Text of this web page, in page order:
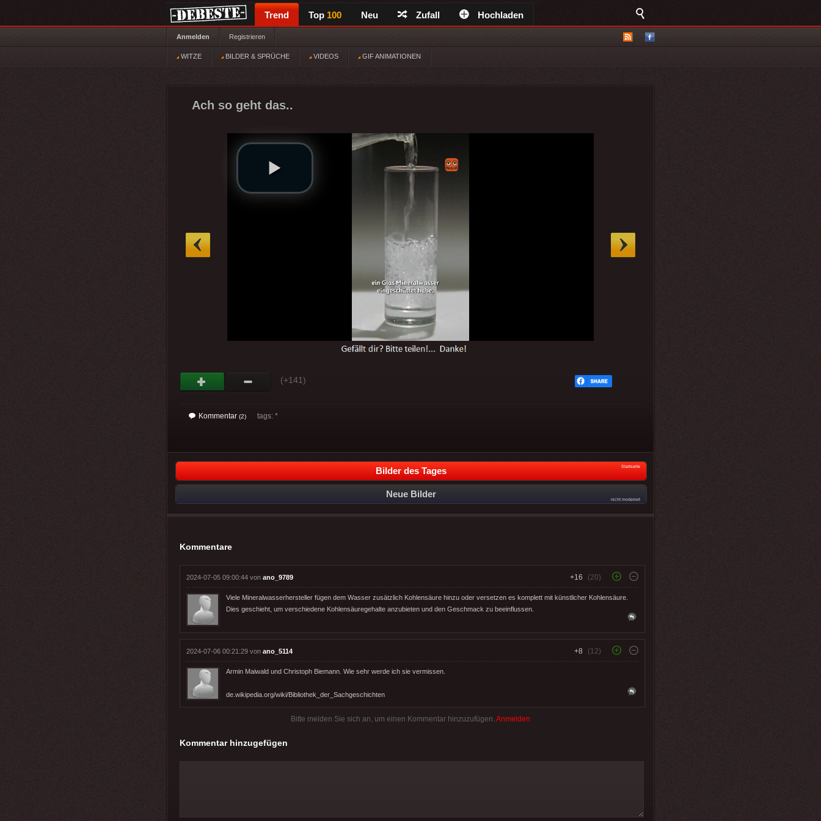
Trend Top 100 Neu Zufall Hochladen
Anmelden Registrieren
WITZE BILDER & SPRÜCHE VIDEOS GIF ANIMATIONEN
Ach so geht das..
(+141)
Kommentar (2) tags: *
Bilder des Tages Startseite
Neue Bilder
nicht moderiert
Kommentare
2024-07-05 09:00:44 von ano_9789 +16 (20)
Viele Mineralwasserhersteller fügen dem Wasser zusätzlich Kohlensäure hinzu oder versetzen es komplett mit künstlicher Kohlensäure.
Dies geschieht, um verschiedene Kohlensäuregehalte anzubieten und den Geschmack zu beeinflussen.
2024-07-06 00:21:29 von ano_5114 +8 (12)
Armin Maiwald und Christoph Biemann. Wie sehr werde ich sie vermissen.
de.wikipedia.org/wiki/Bibliothek_der_Sachgeschichten
Bitte melden Sie sich an, um einen Kommentar hinzuzufügen. Anmelden
Kommentar hinzugefügen